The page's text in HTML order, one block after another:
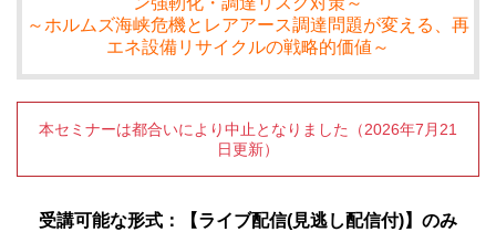
～ホルムズ海峡危機とレアアース調達問題が変える、再
エネ設備リサイクルの戦略的価値～
本セミナーは都合いにより中止となりました（2026年7月21
日更新）
受講可能な形式：【ライブ配信(見逃し配信付)】のみ